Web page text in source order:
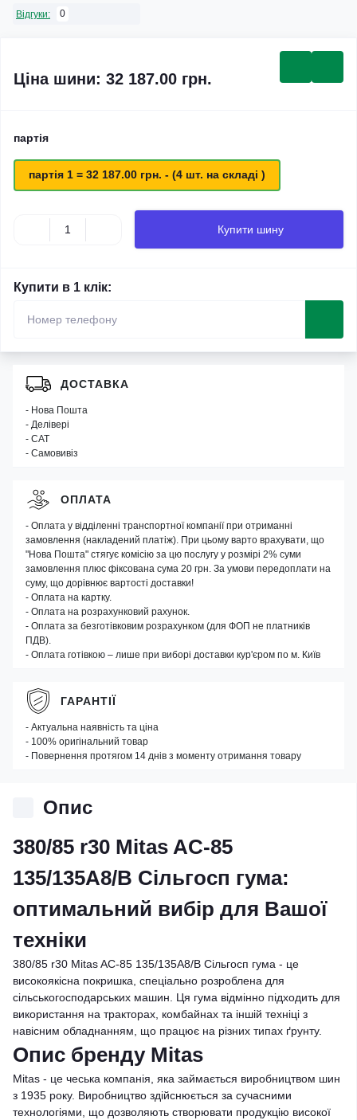
Відгуки: 0
Ціна шини: 32 187.00 грн.
партія
партія 1 = 32 187.00 грн. - (4 шт. на складі )
Купити шину
Купити в 1 клік:
Опис
380/85 r30 Mitas AC-85
135/135A8/B Сільгосп гума:
оптимальний вибір для Вашої
техніки
380/85 r30 Mitas AC-85 135/135A8/B Сільгосп гума - це
високоякісна покришка, спеціально розроблена для
сільськогосподарських машин. Ця гума відмінно підходить для
використання на тракторах, комбайнах та іншій техніці з
навісним обладнанням, що працює на різних типах ґрунту.
Опис бренду Mitas
Mitas - це чеська компанія, яка займається виробництвом шин
з 1935 року. Виробництво здійснюється за сучасними
технологіями, що дозволяють створювати продукцію високої
ДОСТАВКА
- Нова Пошта
- Делівері
- САТ
- Самовивіз
ОПЛАТА
- Оплата у відділенні транспортної компанії при отриманні
замовлення (накладений платіж). При цьому варто врахувати, що
"Нова Пошта" стягує комісію за цю послугу у розмірі 2% суми
замовлення плюс фіксована сума 20 грн. За умови передоплати на
суму, що дорівнює вартості доставки!
- Оплата на картку.
- Оплата на розрахунковий рахунок.
- Оплата за безготівковим розрахунком (для ФОП не платників
ПДВ).
- Оплата готівкою – лише при виборі доставки кур'єром по м. Київ
ГАРАНТІЇ
- Актуальна наявність та ціна
- 100% оригінальний товар
- Повернення протягом 14 днів з моменту отримання товару